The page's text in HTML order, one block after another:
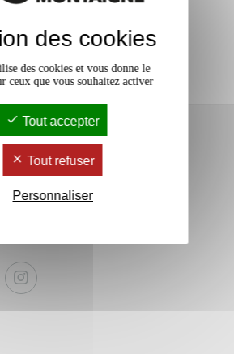
des cookies
des cookies et vous donne le
ceux que vous souhaitez activer
Tout accepter
Tout refuser
Personnaliser